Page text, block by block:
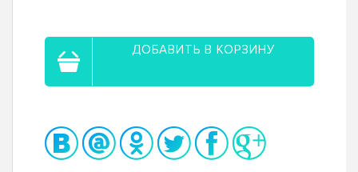
ДОБАВИТЬ В КОРЗИНУ